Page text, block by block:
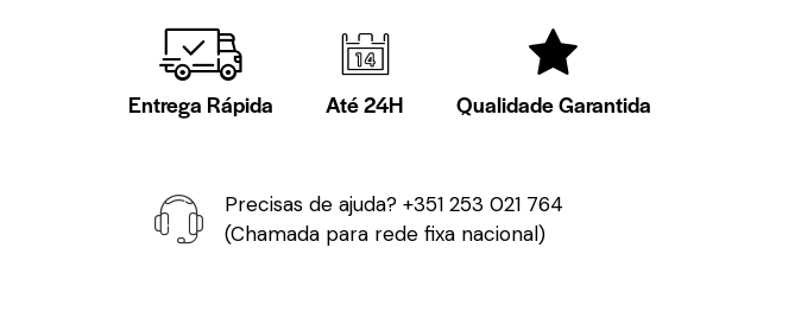
Entrega Rápida Até 24H Qualidade Garantida
Precisas de ajuda? +351 253 021 764
(Chamada para rede fixa nacional)